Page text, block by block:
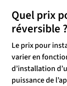
Quel prix
réversible ?
Le prix pour
varier en
d’installation
puissance de